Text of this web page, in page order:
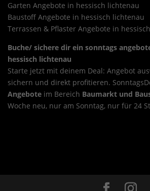
Garten Angebote in hessisch lichtenau
Baustoff Angebote in hessisch lichtenau
Terrassen & Pflaster Angebote in
Buche/ sichere dir ein sonntags
hessisch lichtenau
Starte jetzt mit deinem Deal: Angebot
sichern und direkt profitieren.
Angebote im Bereich Baumarkt und
Woche neu, nur am Sonntag, nur für 24